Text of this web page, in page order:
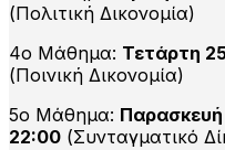
(Πολιτική Δικονομία)
4ο Μάθημα: Τετάρτη
(Ποινική Δικονομία)
5ο Μάθημα: Παρασκευή
22:00 (Συνταγματικό